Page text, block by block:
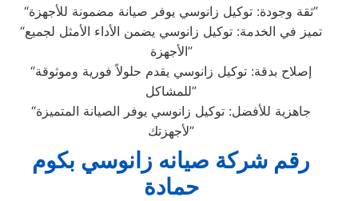
“ثقة وجودة: توكيل زانوسي يوفر صيانة مضمونة للأجهزة”
“تميز في الخدمة: توكيل زانوسي يضمن الأداء الأمثل لجميع
الأجهزة”
“إصلاح بدقة: توكيل زانوسي يقدم حلولاً فورية وموثوقة
للمشاكل”
“جاهزية للأفضل: توكيل زانوسي يوفر الصيانة المتميزة
لأجهزتك”
رقم شركة صيانه زانوسي بكوم
حمادة